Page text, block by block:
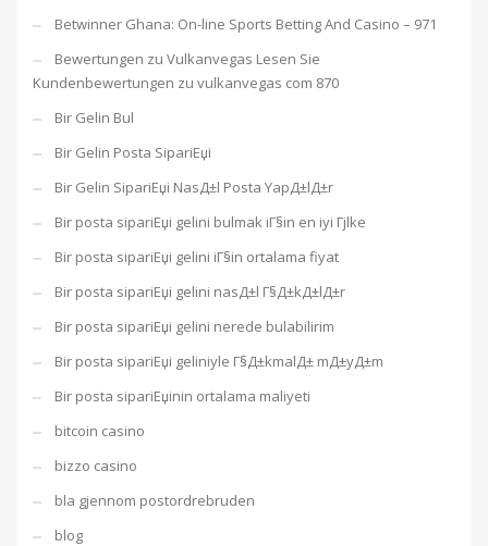
Betwinner Ghana: On-line Sports Betting And Casino – 971
Bewertungen zu Vulkanvegas Lesen Sie
Kundenbewertungen zu vulkanvegas com 870
Bir Gelin Bul
Bir Gelin Posta SipariЕџi
Bir Gelin SipariЕџi NasД±l Posta YapД±lД±r
Bir posta sipariЕџi gelini bulmak iГ§in en iyi Гјlke
Bir posta sipariЕџi gelini iГ§in ortalama fiyat
Bir posta sipariЕџi gelini nasД±l Г§Д±kД±lД±r
Bir posta sipariЕџi gelini nerede bulabilirim
Bir posta sipariЕџi geliniyle Г§Д±kmalД± mД±yД±m
Bir posta sipariЕџinin ortalama maliyeti
bitcoin casino
bizzo casino
bla gjennom postordrebruden
blog